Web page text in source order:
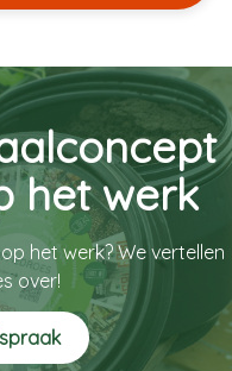
het werk
het werk? We vertellen
over!